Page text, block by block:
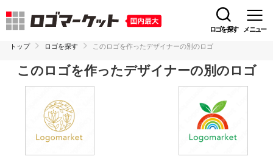
ロゴを探す メニュー
トップ ロゴを探す このロゴを作ったデザイナーの別のロゴ
このロゴを作ったデザイナーの別のロゴ